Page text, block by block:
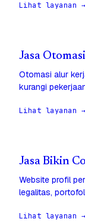
Lihat layanan →
Jasa
Otomasi alur
kurangi
Lihat layanan →
Jasa Bikin
Website profil
legalitas,
Lihat layanan →